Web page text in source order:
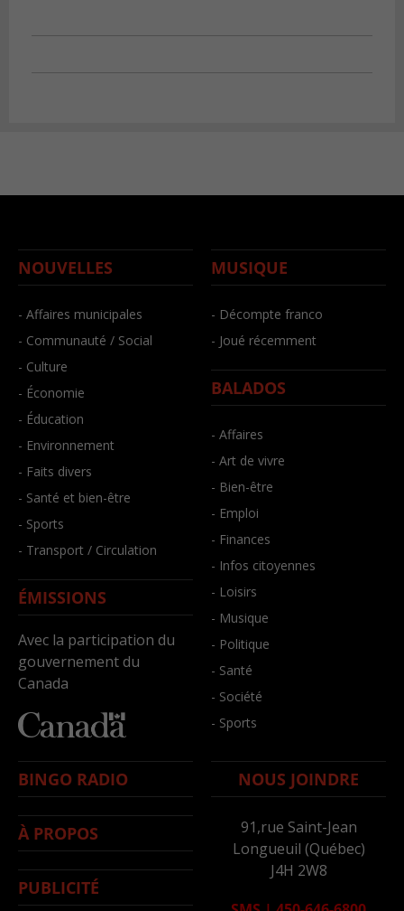
NOUVELLES
- Affaires municipales
- Communauté / Social
- Culture
- Économie
- Éducation
- Environnement
- Faits divers
- Santé et bien-être
- Sports
- Transport / Circulation
ÉMISSIONS
Avec la participation du
gouvernement du
Canada
MUSIQUE
- Décompte franco
- Joué récemment
BALADOS
- Affaires
- Art de vivre
- Bien-être
- Emploi
- Finances
- Infos citoyennes
- Loisirs
- Musique
- Politique
- Santé
- Société
- Sports
BINGO RADIO
À PROPOS
PUBLICITÉ
NOUS JOINDRE
91,rue Saint-Jean
Longueuil (Québec)
J4H 2W8